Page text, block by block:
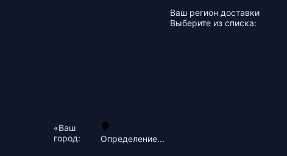
«Ваш
город:
Определение...
Ваш регион доставки
Выберите из списка: